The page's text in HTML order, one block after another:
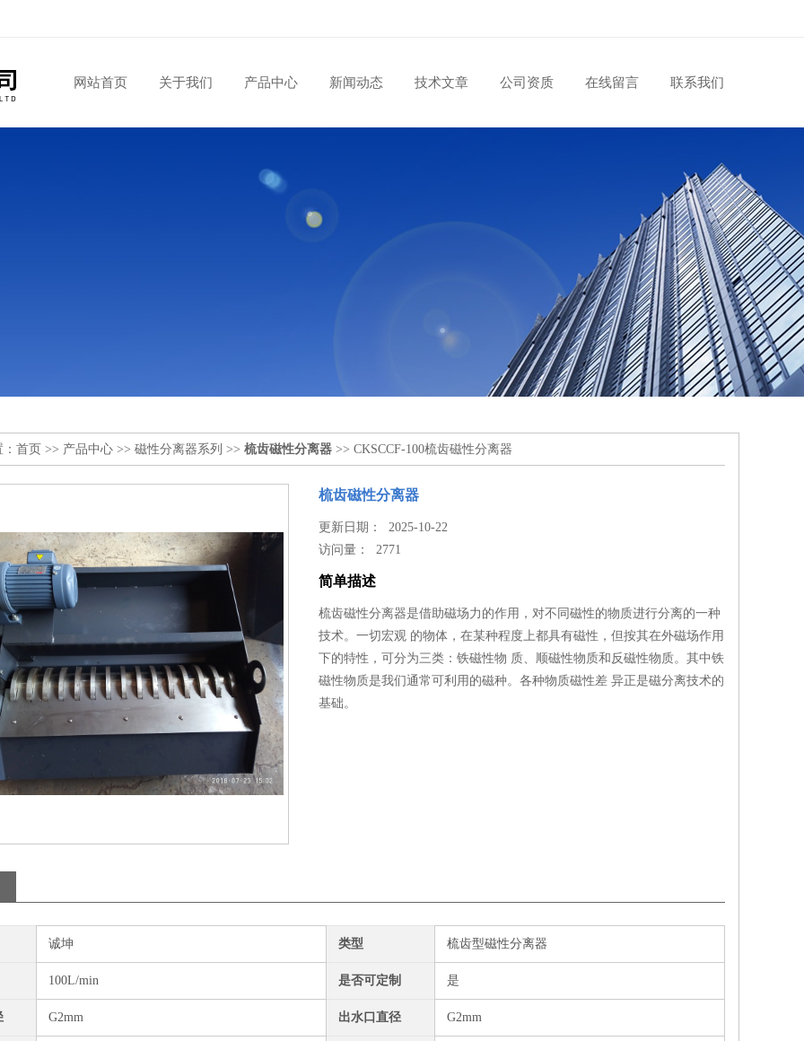
网站首页 关于我们 产品中心 新闻动态 技术文章 公司资质 在线留言 联系我们
首页 >> 产品中心 >> 磁性分离器系列 >> 梳齿磁性分离器 >> CKSCCF-100梳齿磁性分离器
梳齿磁性分离器
更新日期： 2025-10-22
访问量：2771
简单描述
梳齿磁性分离器是借助磁场力的作用，对不同磁性的物质进行分离的一种
技术。一切宏观 的物体，在某种程度上都具有磁性，但按其在外磁场作用
下的特性，可分为三类：铁磁性物 质、顺磁性物质和反磁性物质。其中铁
磁性物质是我们通常可利用的磁种。各种物质磁性差 异正是磁分离技术的
基础。
诚坤 类型 梳齿型磁性分离器
100L/min 是否可定制 是
G2mm 出水口直径 G2mm